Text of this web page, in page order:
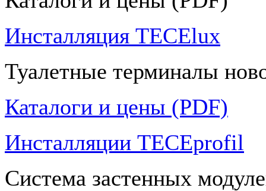
Инсталляция TECElux
Туалетные терминалы
Каталоги и цены (PDF)
Инсталляции TECEprofil
Система застенных